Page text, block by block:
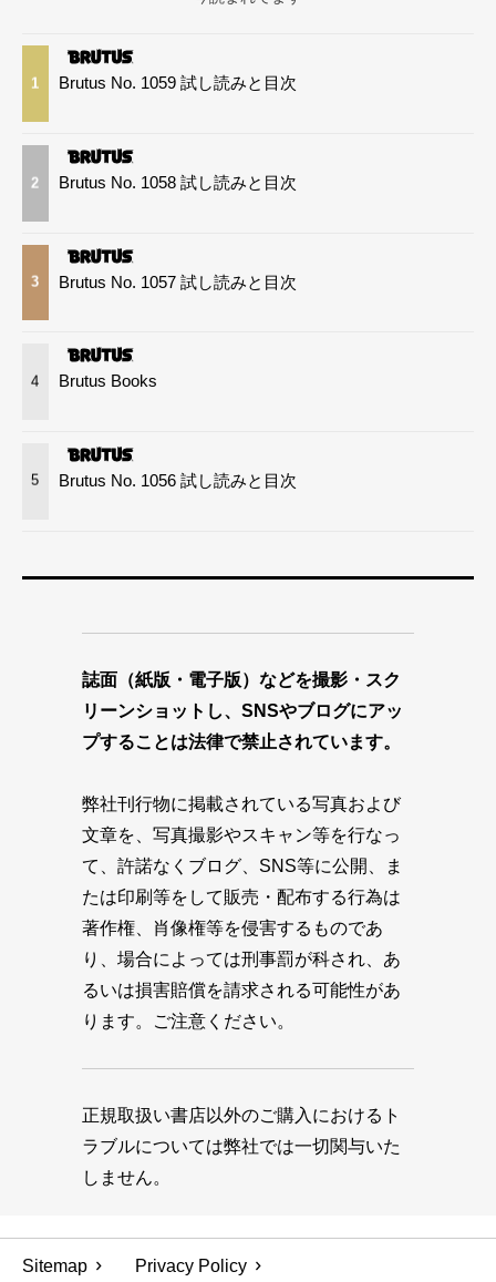
1 Brutus No. 1059 試し読みと目次
2 Brutus No. 1058 試し読みと目次
3 Brutus No. 1057 試し読みと目次
4 Brutus Books
5 Brutus No. 1056 試し読みと目次
誌面（紙版・電子版）などを撮影・スク
リーンショットし、SNSやブログにアッ
プすることは法律で禁止されています。
弊社刊行物に掲載されている写真および
文章を、写真撮影やスキャン等を行なっ
て、許諾なくブログ、SNS等に公開、ま
たは印刷等をして販売・配布する行為は
著作権、肖像権等を侵害するものであ
り、場合によっては刑事罰が科され、あ
るいは損害賠償を請求される可能性があ
ります。ご注意ください。
正規取扱い書店以外のご購入におけるト
ラブルについては弊社では一切関与いた
しません。
Sitemap Privacy Policy